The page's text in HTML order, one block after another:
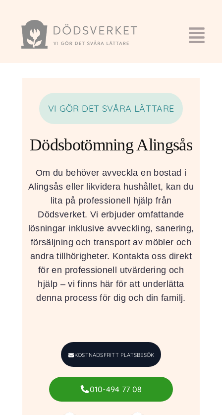
VI GÖR DET SVÅRA LÄTTARE
Dödsbotömning Alingsås
Om du behöver avveckla en bostad i
Alingsås eller likvidera hushållet, kan du
lita på professionell hjälp från
Dödsverket. Vi erbjuder omfattande
lösningar inklusive avveckling, sanering,
försäljning och transport av möbler och
andra tillhörigheter. Kontakta oss direkt
för en professionell utvärdering och
hjälp – vi finns här för att underlätta
denna process för dig och din familj.
KOSTNADSFRITT PLATSBESÖK
010-494 77 08